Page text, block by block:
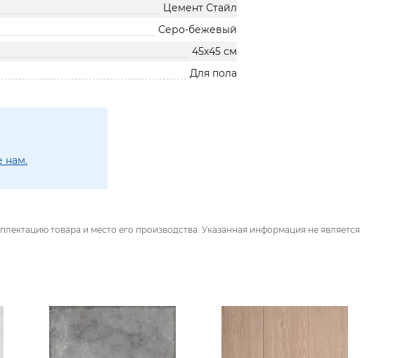
Цемент Стайл
Серо-бежевый
45х45 см
Для пола
нам.
товара и место его производства. Указанная информация не является